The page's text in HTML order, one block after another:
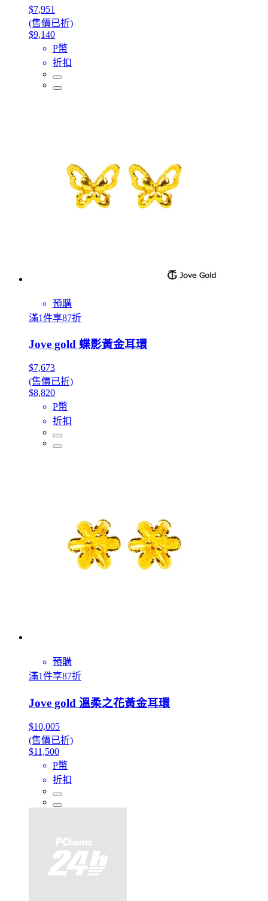
$7,951
(售價已折)
$9,140
P幣
折扣
預購
滿1件享87折
Jove gold 蝶影黃金耳環
$7,673
(售價已折)
$8,820
P幣
折扣
預購
滿1件享87折
Jove gold 溫柔之花黃金耳環
$10,005
(售價已折)
$11,500
P幣
折扣